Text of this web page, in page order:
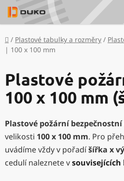
Přejít
na
obsah
Domů
/ Plastové tabulky a rozměry /
| 100 x 100 mm
Plastové
100 x 100 mm
Plastové požární
velikosti 100 x 100 mm. Pro
uvádíme vždy v pořadíšířka x
cedulí naleznete v